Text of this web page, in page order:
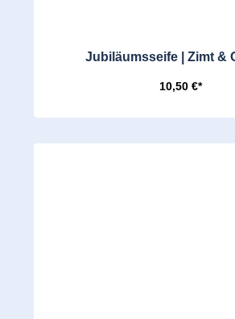
Jubiläumsseife | Zimt &
10,50 €*